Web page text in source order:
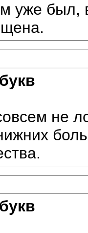
уже был,
не